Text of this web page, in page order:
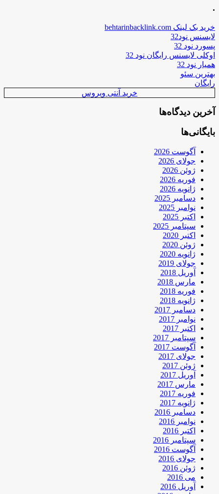
.
خرید بک لینک behtarinbacklink.com
لایسنس نود32
پسورد نود 32
اوکلی لایسنس رایگان نود 32
همیار نود 32
بهترین سئو
رایگان
خرید آنتی ویروس
آخرین دیدگاه‌ها
بایگانی‌ها
آگوست 2026
جولای 2026
ژوئن 2026
فوریه 2026
ژانویه 2026
دسامبر 2025
نوامبر 2025
اکتبر 2025
سپتامبر 2025
اکتبر 2020
ژوئن 2020
ژانویه 2020
جولای 2019
آوریل 2018
مارس 2018
فوریه 2018
ژانویه 2018
دسامبر 2017
نوامبر 2017
اکتبر 2017
سپتامبر 2017
آگوست 2017
جولای 2017
ژوئن 2017
آوریل 2017
مارس 2017
فوریه 2017
ژانویه 2017
دسامبر 2016
نوامبر 2016
اکتبر 2016
سپتامبر 2016
آگوست 2016
جولای 2016
ژوئن 2016
می 2016
آوریل 2016